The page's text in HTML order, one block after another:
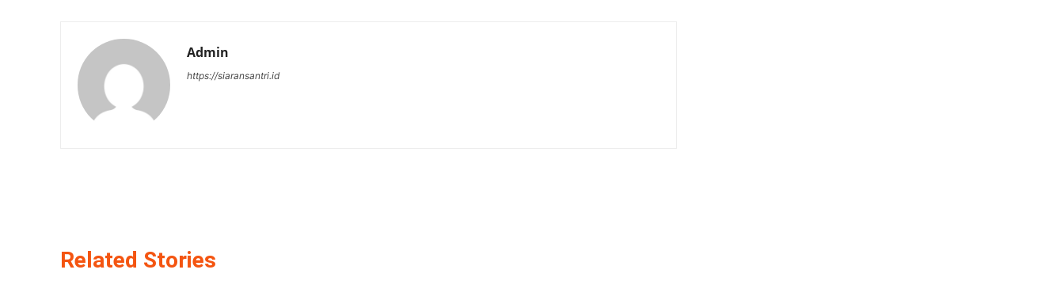
Admin
https://siaransantri.id
Related Stories